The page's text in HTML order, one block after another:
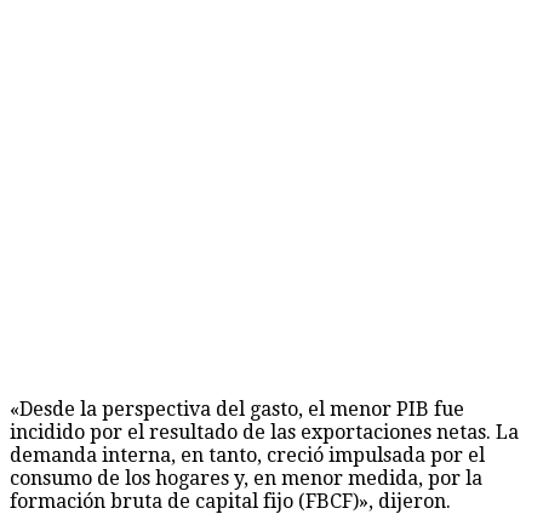
«Desde la perspectiva del gasto, el menor PIB fue
incidido por el resultado de las exportaciones netas. La
demanda interna, en tanto, creció impulsada por el
consumo de los hogares y, en menor medida, por la
formación bruta de capital fijo (FBCF)», dijeron.